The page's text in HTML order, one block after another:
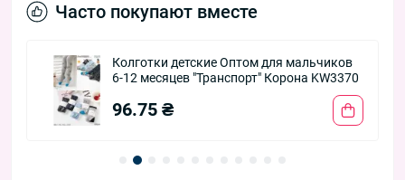
Часто покупают вместе
Колготки детские Оптом для мальчиков
6-12 месяцев "Транспорт" Корона KW3370
96.75 ₴